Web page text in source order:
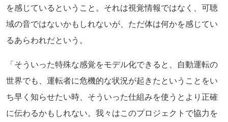
を感じているということ。それは視覚情報ではなく、可聴
域の音ではないかもしれないが、ただ体は何かを感じてい
るあらわれだという。
「そういった特殊な感覚をモデル化できると、自動運転の
世界でも、運転者に危機的な状況が起きたということをい
ち早く知らせたい時、そういった仕組みを使うとより正確
に伝わるかもしれない。我々はこのプロジェクトで協力を